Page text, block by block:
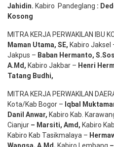
Jahidin. Kabiro Pandeglang :
Kosong
MITRA KERJA PERWAKILAN IBU
Maman Utama, SE, Kabiro Jaksel
Jakpus – Baban Hermanto, S.Sos
A.Md , Kabiro Jakbar – Henri
Tatang Budhi,
MITRA KERJA PERWAKILAN
Kota/Kab Bogor – Iqbal
Danil Anwar, Kabiro Kab.
Cianjur – Marsiti, Amd , Kabiro
Kabiro Kab Tasikmalaya –